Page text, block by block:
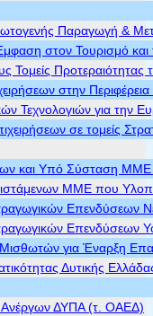
Παραγωγή &
στον Τουρισμό
Τομείς Προτεραιότητας
στην
Τεχνολογιών για την
σε τομείς
και Υπό Σύσταση ΜΜΕ
ΜΜΕ που
Επενδύσεων
Επενδύσεων
για Έναρξη
Δυτικής
Ανέργων ΔΥΠΑ (τ. ΟΑΕΔ)